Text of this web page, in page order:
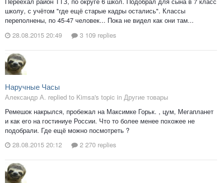
школу, с учётом "где ещё старые кадры остались". Классы
переполнены, по 45-47 человек... Пока не видел как они там...
28.08.2015 20:49
3 109 replies
Наручные Часы
Александр А. replied to Kimsa's topic in Другие товары
Ремешок накрылся, пробежал на Максимке Горьк. , цум, Мегапланет
и как его на гостиниуе России. Что то более менее похожее не
подобрали. Где ещё можно посмотреть ?
28.08.2015 20:12
2 270 replies